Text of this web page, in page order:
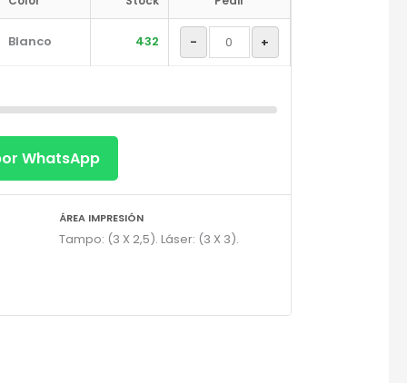
Blanco 432 - +
WhatsApp
ÁREA IMPRESIÓN
Tampo: (3 X 2,5). Láser: (3 X 3).